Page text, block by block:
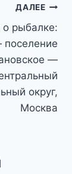
ДАЛЕЕ
о рыбалке:
—
округ,
Москва